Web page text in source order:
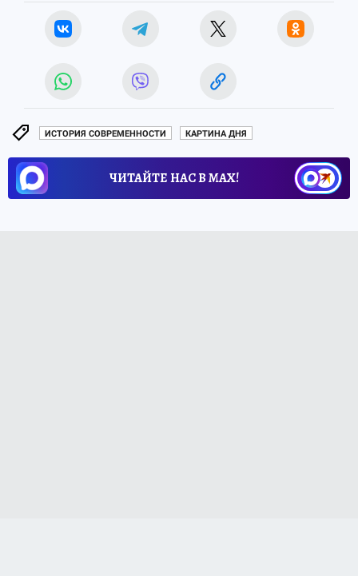
ИСТОРИЯ СОВРЕМЕННОСТИ КАРТИНА ДНЯ
ЧИТАЙТЕ НАС В МАХ!